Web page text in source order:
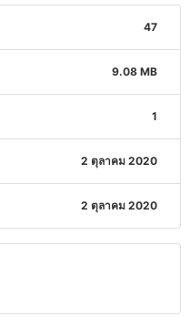
47
9.08 MB
1
2 ตุลาคม 2020
2 ตุลาคม 2020